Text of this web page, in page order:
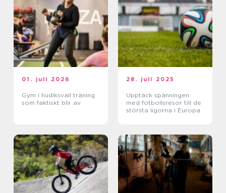
01. juli 2026
Gym i hudiksvall träning
som faktiskt blir av
28. juli 2025
Upptäck spänningen
med fotbollsresor till de
största ligorna i Europa